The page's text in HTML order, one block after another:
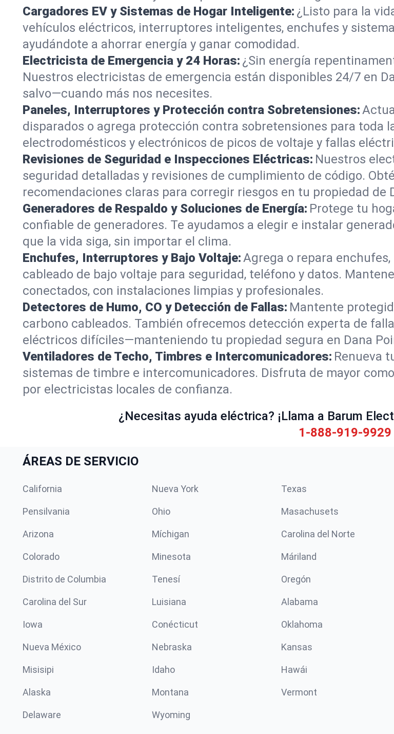
Cargadores EV y Sistemas de Hogar Inteligente: ¿Listo para la
vehículos eléctricos, interruptores inteligentes, enchufes y
ayudándote a ahorrar energía y ganar comodidad.
Electricista de Emergencia y 24 Horas: ¿Sin energía
Nuestros electricistas de emergencia están disponibles 24/7 en
salvo—cuando más nos necesites.
Paneles, Interruptores y Protección contra Sobretensiones:
disparados o agrega protección contra sobretensiones para toda
electrodomésticos y electrónicos de picos de voltaje y fallas
Revisiones de Seguridad e Inspecciones Eléctricas: Nuestros
seguridad detalladas y revisiones de cumplimiento de código.
recomendaciones claras para corregir riesgos en tu propiedad de
Generadores de Respaldo y Soluciones de Energía: Protege tu
confiable de generadores. Te ayudamos a elegir e instalar
que la vida siga, sin importar el clima.
Enchufes, Interruptores y Bajo Voltaje:Agrega o repara
cableado de bajo voltaje para seguridad, teléfono y datos.
conectados, con instalaciones limpias y profesionales.
Detectores de Humo, CO y Detección de Fallas: Mantente
carbono cableados. También ofrecemos detección experta de
eléctricos difíciles—manteniendo tu propiedad segura en Dana
Ventiladores de Techo, Timbres e Intercomunicadores: Renueva
sistemas de timbre e intercomunicadores. Disfruta de mayor
por electricistas locales de confianza.
¿Necesitas ayuda eléctrica? ¡Llama a Barum
1-888-919-9929
ÁREAS DE SERVICIO
California Nueva York Texas
Pensilvania Ohio Masachusets
Arizona Míchigan Carolina del Norte
Colorado Minesota Máriland
Distrito de Columbia Tenesí Oregón
Carolina del Sur Luisiana Alabama
Iowa Conécticut Oklahoma
Nueva México Nebraska Kansas
Misisipi Idaho Hawái
Alaska Montana Vermont
Delaware Wyoming